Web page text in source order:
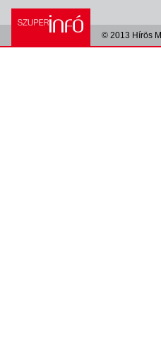
© 2013 Hírös